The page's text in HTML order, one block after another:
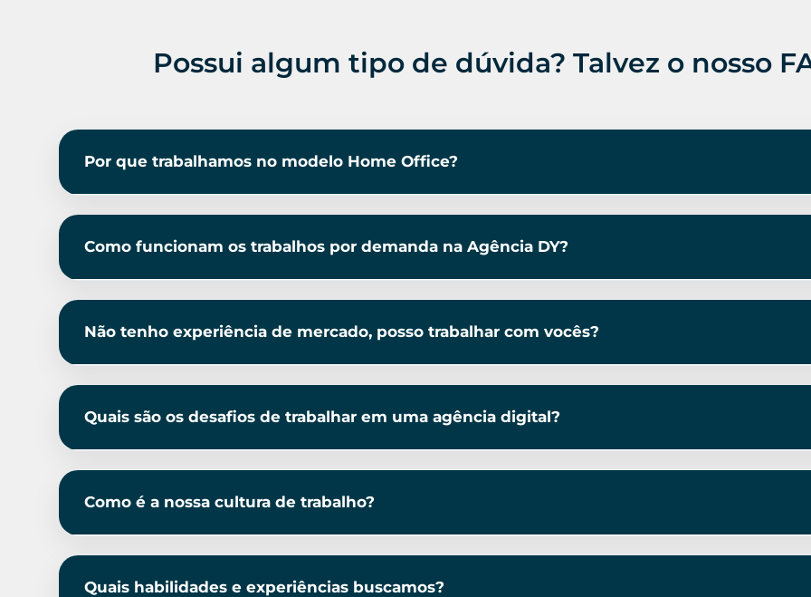
Possui algum tipo de dúvida? Talvez o nosso
Por que trabalhamos no modelo Home Office?
Como funcionam os trabalhos por demanda na Agência DY?
Não tenho experiência de mercado, posso trabalhar com vocês?
Quais são os desafios de trabalhar em uma agência digital?
Como é a nossa cultura de trabalho?
Quais habilidades e experiências buscamos?